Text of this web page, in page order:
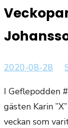
Publicerat
2020-08-28
I Geflepodden
gästen Karin
veckan som